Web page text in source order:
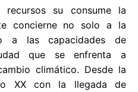
su consume la
concierne no solo a la
a las capacidades de
que se enfrenta a
climático. Desde la
XX con la llegada de